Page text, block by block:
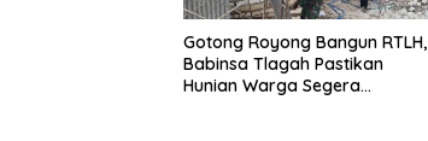
Gotong Royong Bangun RTLH,
Babinsa Tlagah Pastikan
Hunian Warga Segera